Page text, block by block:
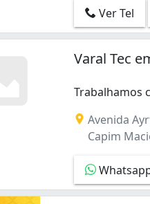
Ver Tel
Varal Tec
Trabalhamos
Avenida
Capim